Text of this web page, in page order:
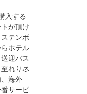
入する
が頂け
テンボ
ホテル
迎バス
れり尽
、海外
サービ